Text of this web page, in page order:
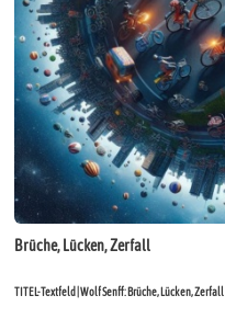
Brüche, Lücken, Zerfall
TITEL-Textfeld | Wolf Senff: Brüche, Lücken, Zerfall